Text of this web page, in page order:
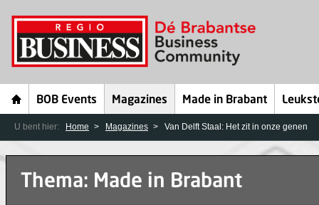
BOB Events Magazines Made in Brabant
U bent hier: Home Magazines Van Delft Staal: Het zit in onze genen
Thema: Made in Brabant